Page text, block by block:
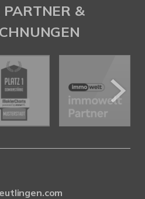
PARTNER &